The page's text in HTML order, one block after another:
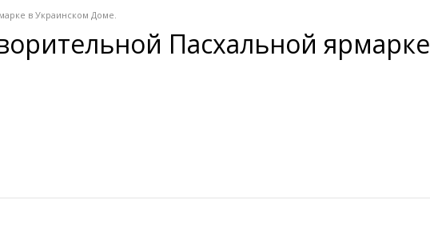
в Украинском Доме.
Пасхальной ярмарке